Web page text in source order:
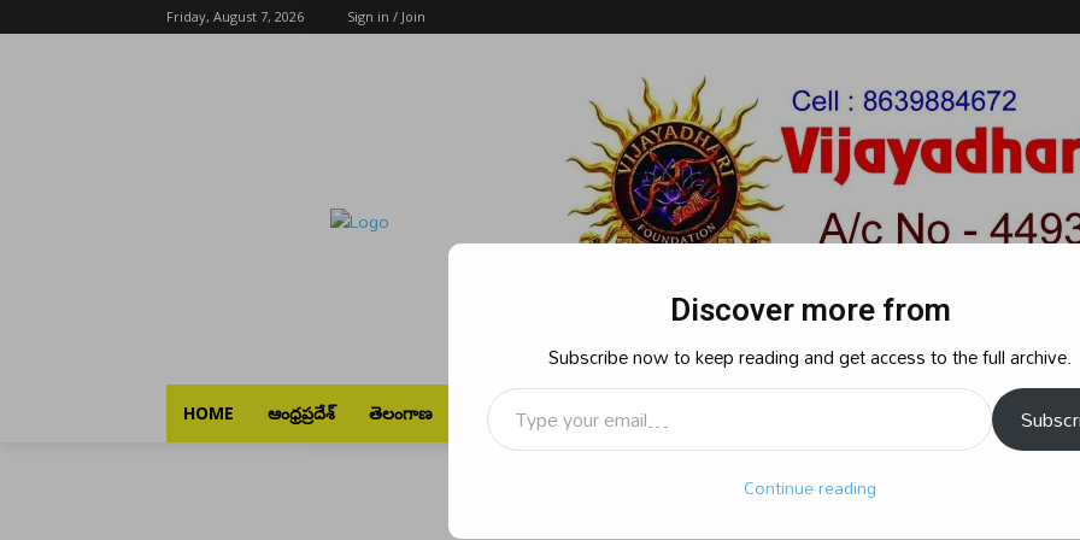
Friday, August 7, 2026 Sign in / Join
HOME ఆంధ్రప్రదేశ్ తెలంగాణ భారత్ రాజకీయం క్రైమ్ బిజినెస్
Discover more from
Subscribe now to keep reading and get access to the full archive.
Type your email…
Continue reading